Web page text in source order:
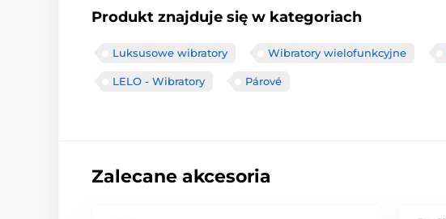
Produkt znajduje się w kategoriach
Luksusowe wibratory Wibratory wielofunkcyjne
LELO - Wibratory Párové
Zalecane akcesoria